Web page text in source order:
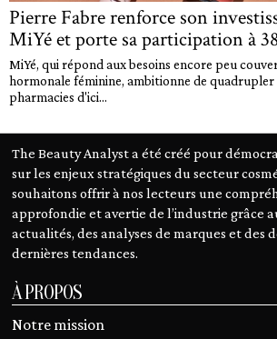
Pierre Fabre renforce son
MiYé et porte sa participation à
MiYé, qui répond aux besoins encore peu
hormonale féminine, ambitionne de quadrupler
pharmacies d'ici...
The Beauty Analyst a été créé pour
sur les enjeux stratégiques du secteur
souhaitons offrir à nos lecteurs une
approfondie et avertie de l’industrie grâce
actualités, des analyses de marques et des
dernières tendances.
À PROPOS
Notre mission